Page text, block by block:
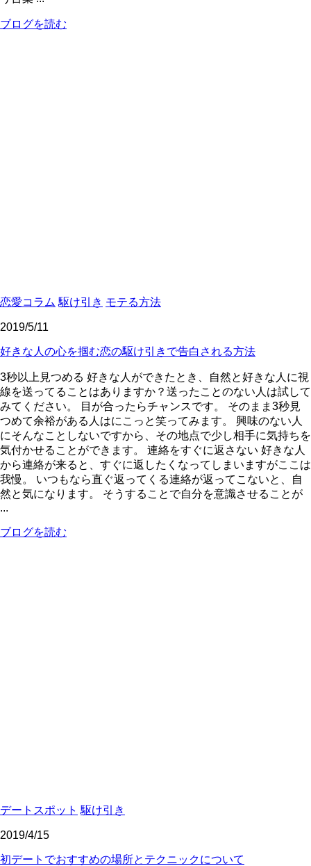
ブログを読む
恋愛コラム 駆け引き モテる方法
2019/5/11
好きな人の心を掴む恋の駆け引きで告白される方法
3秒以上見つめる 好きな人ができたとき、自然と好きな人に視
線を送ってることはありますか？送ったことのない人は試して
みてください。 目が合ったらチャンスです。 そのまま3秒見
つめて余裕がある人はにこっと笑ってみます。 興味のない人
にそんなことしないですから、その地点で少し相手に気持ちを
気付かせることができます。 連絡をすぐに返さない 好きな人
から連絡が来ると、すぐに返したくなってしまいますがここは
我慢。 いつもなら直ぐ返ってくる連絡が返ってこないと、自
然と気になります。 そうすることで自分を意識させることが
...
ブログを読む
デートスポット 駆け引き
2019/4/15
初デートでおすすめの場所とテクニックについて